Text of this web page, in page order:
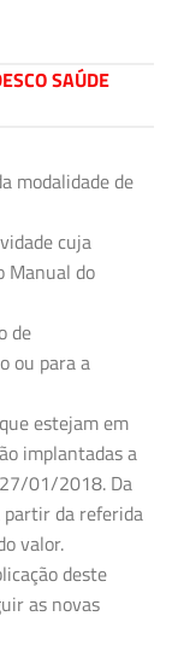
SAÚDE
modalidade de
cuja
Manual do
de
ou para a
estejam em
implantadas a
01/2018. Da
partir da referida
valor.
deste
as novas